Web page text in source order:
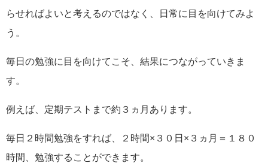
らせればよいと考えるのではなく、日常に目を向けてみよ
う。
毎日の勉強に目を向けてこそ、結果につながっていきま
す。
例えば、定期テストまで約３ヵ月あります。
毎日２時間勉強をすれば、２時間×３０日×３ヵ月＝１８０
時間、勉強することができます。